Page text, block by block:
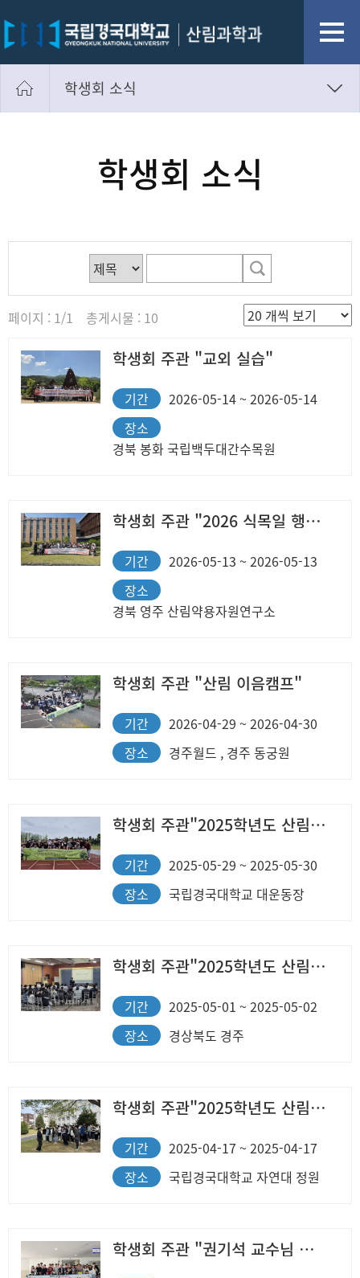
학생회 소식
학과 소식
학생회 소식
Photo Gallery
학생회 소식
페이지 : 1/1 총게시물 : 10
학생회 주관 "교외 실습"
기간
2026-05-14 ~ 2026-05-14
장소
경북 봉화 국립백두대간수목원
학생회 주관 "2026 식목일 행사"
기간
2026-05-13 ~ 2026-05-13
장소
경북 영주 산림약용자원연구소
학생회 주관 "산림 이음캠프"
기간
2026-04-29 ~ 2026-04-30
장소
경주월드 , 경주 동궁원
학생회 주관"2025학년도 산림과학과 단과대학 체육대회"
기간
2025-05-29 ~ 2025-05-30
장소
국립경국대학교 대운동장
학생회 주관"2025학년도 산림과학과 MT"
기간
2025-05-01 ~ 2025-05-02
장소
경상북도 경주
학생회 주관"2025학년도 산림과학과 식목일 행사"
기간
2025-04-17 ~ 2025-04-17
장소
국립경국대학교 자연대 정원
학생회 주관 "권기석 교수님 퇴임식" 행사